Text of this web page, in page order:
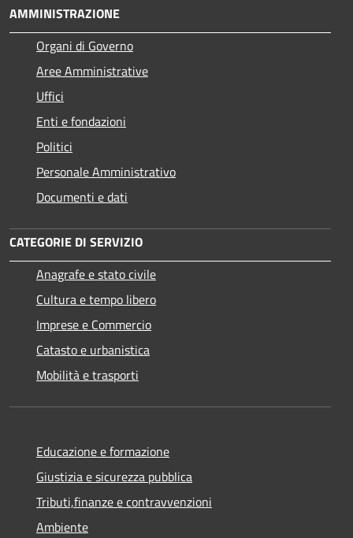
AMMINISTRAZIONE
Organi di Governo
Aree Amministrative
Uffici
Enti e fondazioni
Politici
Personale Amministrativo
Documenti e dati
CATEGORIE DI SERVIZIO
Anagrafe e stato civile
Cultura e tempo libero
Imprese e Commercio
Catasto e urbanistica
Mobilità e trasporti
Educazione e formazione
Giustizia e sicurezza pubblica
Tributi,finanze e contravvenzioni
Ambiente